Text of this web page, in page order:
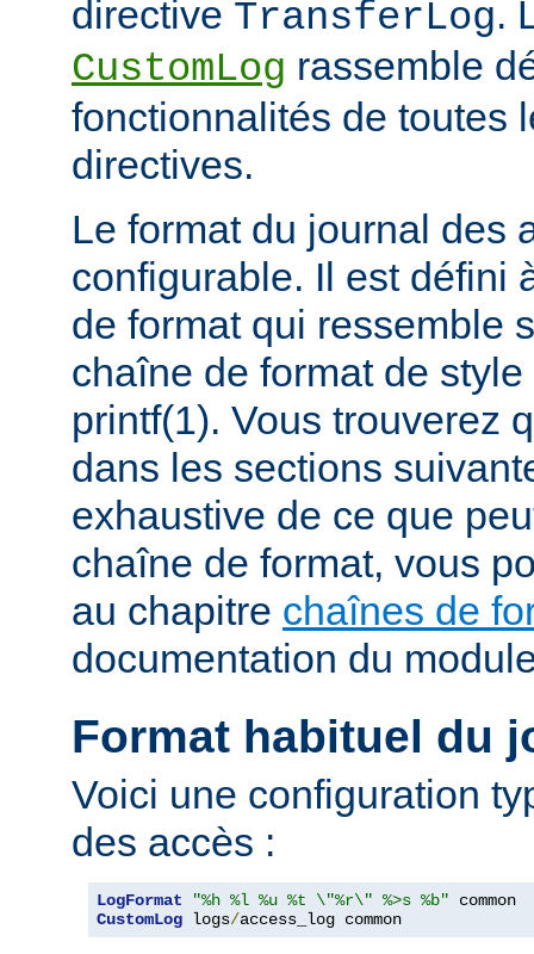
directive TransferLog.
CustomLog rassemble
fonctionnalités de toutes
directives.
Le format du journal des
configurable. Il est défini
de format qui ressemble
chaîne de format de
printf(1). Vous trouverez
dans les sections
exhaustive de ce que
chaîne de format, vous
au chapitre chaînes de
documentation du
Format habituel du
Voici une configuration
des accès :
LogFormat "%h %l %u %t \"%r\" %>s %b"
CustomLog logs/access_log common